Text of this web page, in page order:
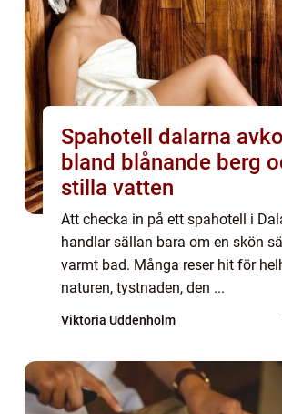
Spahotell dalarna avkoppling
bland blånande berg
stilla vatten
Att checka in på ett spahotell i
handlar sällan bara om en skön
varmt bad. Många reser hit för
naturen, tystnaden, den ...
Viktoria Uddenholm